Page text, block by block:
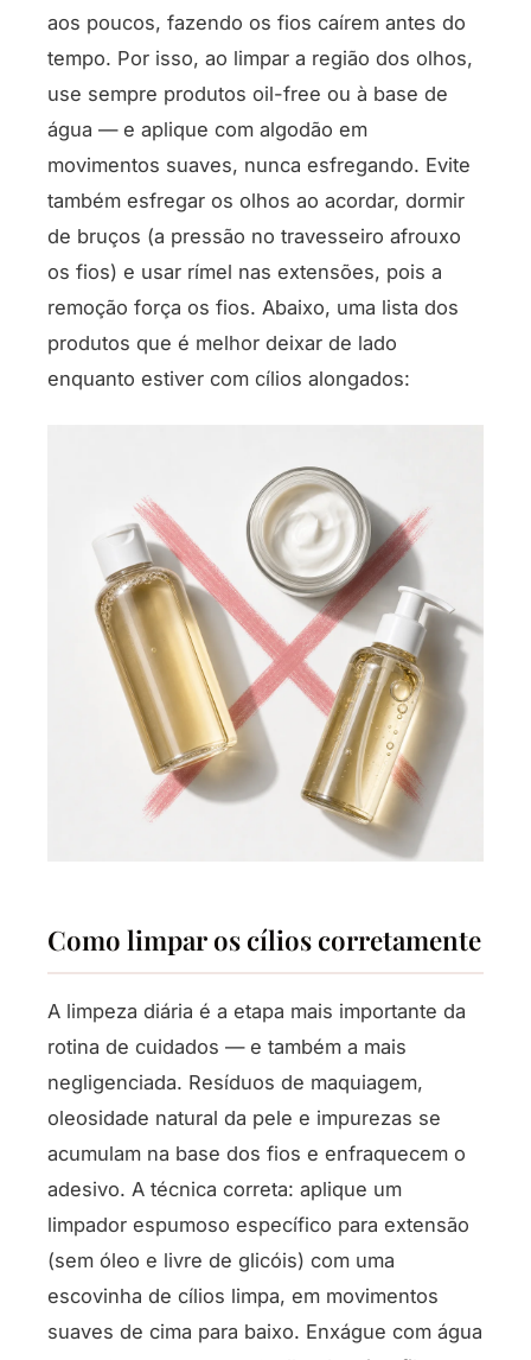
aos poucos, fazendo os fios caírem antes do
tempo. Por isso, ao limpar a região dos olhos,
use sempre produtos oil-free ou à base de
água — e aplique com algodão em
movimentos suaves, nunca esfregando. Evite
também esfregar os olhos ao acordar, dormir
de bruços (a pressão no travesseiro afrouxo
os fios) e usar rímel nas extensões, pois a
remoção força os fios. Abaixo, uma lista dos
produtos que é melhor deixar de lado
enquanto estiver com cílios alongados:
Como limpar os cílios corretamente
A limpeza diária é a etapa mais importante da
rotina de cuidados — e também a mais
negligenciada. Resíduos de maquiagem,
oleosidade natural da pele e impurezas se
acumulam na base dos fios e enfraquecem o
adesivo. A técnica correta: aplique um
limpador espumoso específico para extensão
(sem óleo e livre de glicóis) com uma
escovinha de cílios limpa, em movimentos
suaves de cima para baixo. Enxágue com água